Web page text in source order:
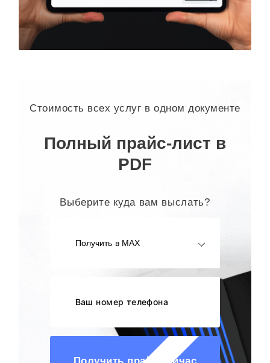
Стоимость всех услуг в одном документе
Полный прайс-лист в
PDF
Выберите куда вам выслать?
Получить в MAX